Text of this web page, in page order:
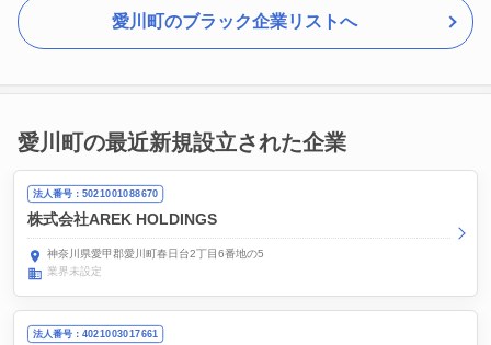
愛川町のブラック企業リストへ
愛川町の最近新規設立された企業
法人番号：5021001088670
株式会社AREK HOLDINGS
神奈川県愛甲郡愛川町春日台2丁目6番地の5
業界未設定
法人番号：4021003017661